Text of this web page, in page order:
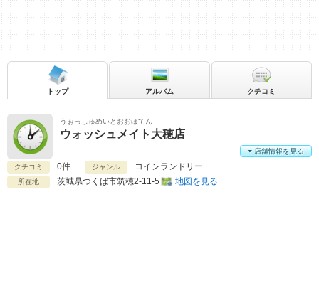
うぉっしゅめいとおおほてん
ウォッシュメイト大穂店
クチコミ 0件 ジャンル コインランドリー
所在地 茨城県つくば市筑穂2-11-5 地図を見る
店舗情報を見る
トップ アルバム クチコミ